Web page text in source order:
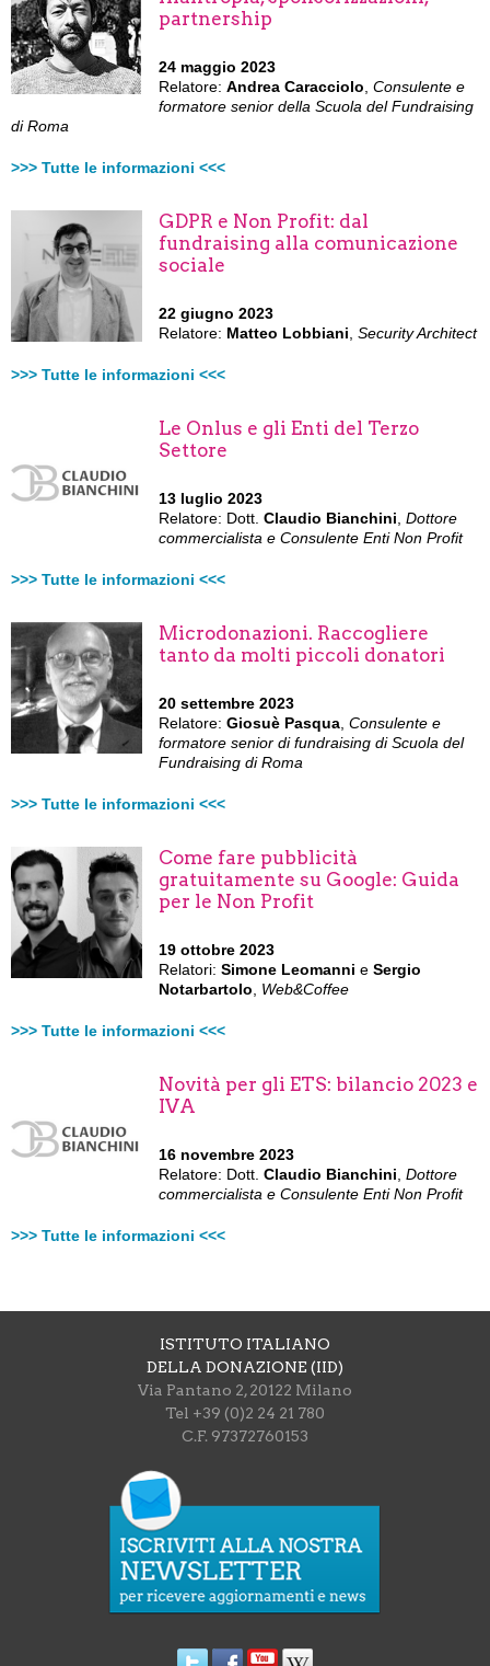
partnership
24 maggio 2023
Relatore: Andrea Caracciolo Consulente e
formatore senior della Scuola del Fundraising
di Roma
>>> Tutte le informazioni <<<
GDPR e Non Profit: dal
fundraising alla comunicazione
sociale
22 giugno 2023
Relatore: Matteo Lobbiani Security Architect
>>> Tutte le informazioni <<<
Le Onlus e gli Enti del Terzo
Settore
13 luglio 2023
Relatore: Dott. Claudio Bianchini Dottore
commercialista e Consulente Enti Non Profit
>>> Tutte le informazioni <<<
Microdonazioni. Raccogliere
tanto da molti piccoli donatori
20 settembre 2023
Relatore: Giosuè Pasqua Consulente e
formatore senior di fundraising di Scuola del
Fundraising di Roma
>>> Tutte le informazioni <<<
Come fare pubblicità
gratuitamente su Google: Guida
per le Non Profit
19 ottobre 2023
Relatori: Simone Leomanni e Sergio
Notarbartolo
Web&Coffee
>>> Tutte le informazioni <<<
Novità per gli ETS: bilancio 2023 e
IVA
16 novembre 2023
Relatore: Dott. Claudio Bianchini Dottore
commercialista e Consulente Enti Non Profit
>>> Tutte le informazioni <<<
ISTITUTO ITALIANO
DELLA DONAZIONE (IID)
Via Pantano 2, 20122 Milano
Tel +39 (0)2 24 21 780
C.F. 97372760153